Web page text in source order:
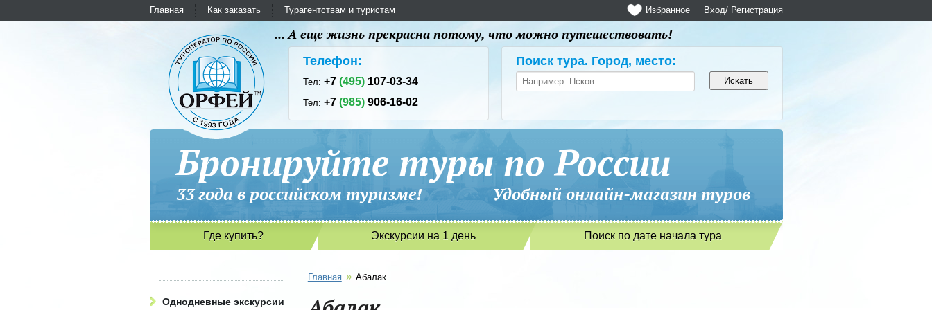
Главная Как заказать Турагентствам и туристам Вход/ Регистрация
Избранное
... А еще жизнь прекрасна потому, что можно путешествовать!
Телефон:
Тел:+7(495) 107-03-34
Тел:+7(985) 906-16-02
Поиск тура. Город, место:
Бронируйте туры по России
33 года в российском туризме! Удобный онлайн-магазин туров
Где купить? Экскурсии на 1 день Поиск по дате начала тура
Однодневные экскурсии
Главная » Абалак